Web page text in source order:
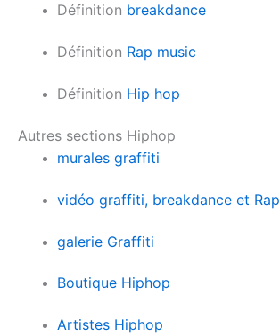
Définition breakdance
Définition Rap music
Définition Hip hop
Autres sections Hiphop
murales graffiti
vidéo graffiti, breakdance et Rap
galerie Graffiti
Boutique Hiphop
Artistes Hiphop